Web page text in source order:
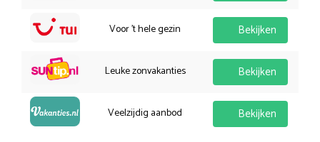
Voor 't hele gezin Bekijken
Leuke zonvakanties Bekijken
Veelzijdig aanbod Bekijken